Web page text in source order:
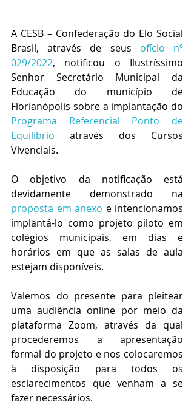
A CESB – Confederação do Elo Social
Brasil, através de seus ofício nº
029/2022, notificou o Ilustríssimo
Senhor Secretário Municipal da
Educação do município de
Programa Referencial Ponto de
Equilíbrio através dos Cursos
Vivenciais.
O objetivo da notificação está
proposta em anexo e intencionamos
implantá-lo como projeto piloto em
colégios municipais, em dias e
horários em que as salas de aula
estejam disponíveis.
Valemos do presente para pleitear
uma audiência online por meio da
plataforma Zoom, através da qual
procederemos a apresentação
formal do projeto e nos colocaremos
à disposição para todos os
esclarecimentos que venham a se
fazer necessários.